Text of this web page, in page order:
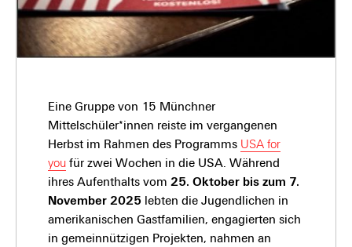
Eine Gruppe von 15 Münchner
Mittelschüler*innen reiste im vergangenen
Herbst im Rahmen des Programms USA for
you für zwei Wochen in die USA. Während
ihres Aufenthalts vom 25. Oktober bis zum 7.
November 2025 lebten die Jugendlichen in
amerikanischen Gastfamilien, engagierten sich
in gemeinnützigen Projekten, nahmen an